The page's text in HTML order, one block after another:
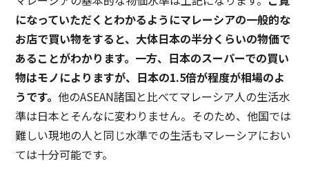
になっていただくとわかるようにマレーシアの一般的な
お店で買い物をすると、大体日本の半分くらいの物価で
あることがわかります。一方、日本のスーパーでの買い
物はモノによりますが、日本の1.5倍が程度が相場のよ
うです。他のASEAN諸国と比べてマレーシア人の生活水
準は日本とそんなに変わりません。そのため、他国では
難しい現地の人と同じ水準での生活もマレーシアにおい
ては十分可能です。